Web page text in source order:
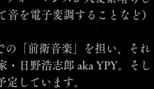
を電子変調することなど）
の「前衛音楽」を担い、それ
日野浩志郎 aka YPY。そし
しています。